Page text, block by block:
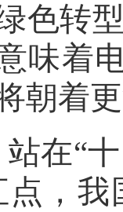
色转
味着
朝着
站在“
点，我